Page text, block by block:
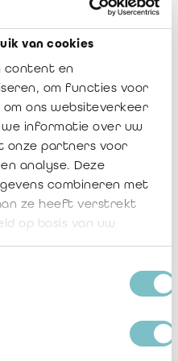
van cookies
content en
om functies voor
om ons websiteverkeer
informatie over uw
onze partners voor
analyse. Deze
combineren met
ze heeft verstrekt
op basis van uw
SRL
434720148
:
68 77
bancaires :
détenteur de pouvoir de